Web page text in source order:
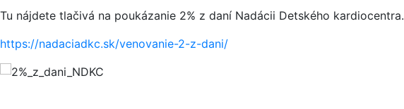
Tu nájdete tlačivá na poukázanie 2% z daní Nadácii Detského kardiocentra.
https://nadaciadkc.sk/venovanie-2-z-dani/